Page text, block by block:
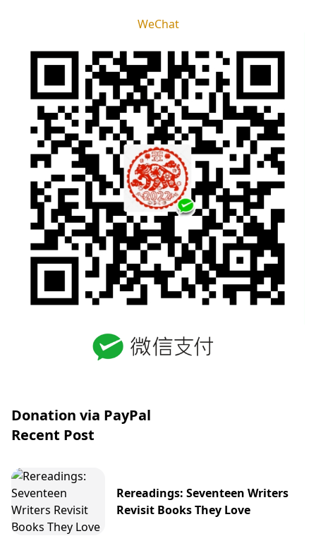
WeChat
Donation via PayPal
Recent Post
Rereadings: Seventeen Writers
Revisit Books They Love